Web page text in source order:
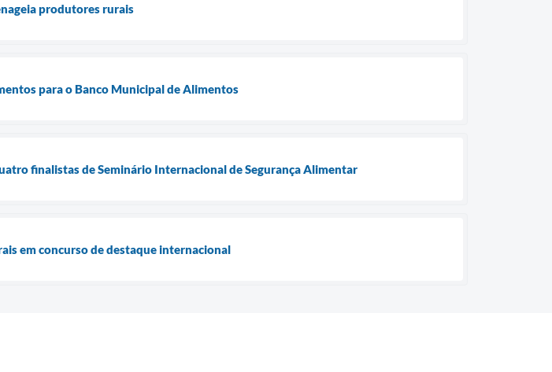
produtores rurais
para o Banco Municipal de Alimentos
finalistas de Seminário Internacional de Segurança Alimentar
em concurso de destaque internacional